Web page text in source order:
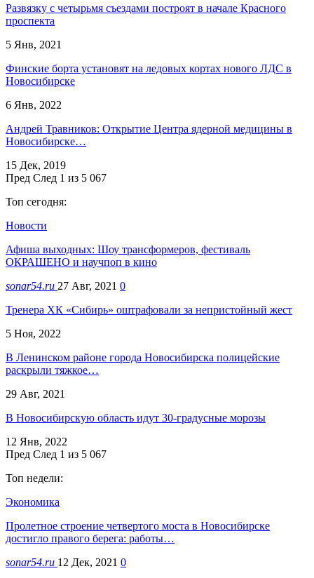
Развязку с четырьмя съездами построят в начале Красного
проспекта
5 Янв, 2021
Финские борта установят на ледовых кортах нового ЛДС в
Новосибирске
6 Янв, 2022
Андрей Травников: Открытие Центра ядерной медицины в
Новосибирске…
15 Дек, 2019
Пред След 1 из 5 067
Топ сегодня:
Новости
Афиша выходных: Шоу трансформеров, фестиваль
ОКРАШЕНО и научпоп в кино
sonar54.ru 27 Авг, 2021 0
Тренера ХК «Сибирь» оштрафовали за непристойный жест
5 Ноя, 2022
В Ленинском районе города Новосибирска полицейские
раскрыли тяжкое…
29 Авг, 2021
В Новосибирскую область идут 30-градусные морозы
12 Янв, 2022
Пред След 1 из 5 067
Топ недели:
Экономика
Пролетное строение четвертого моста в Новосибирске
достигло правого берега: работы…
sonar54.ru 12 Дек, 2021 0